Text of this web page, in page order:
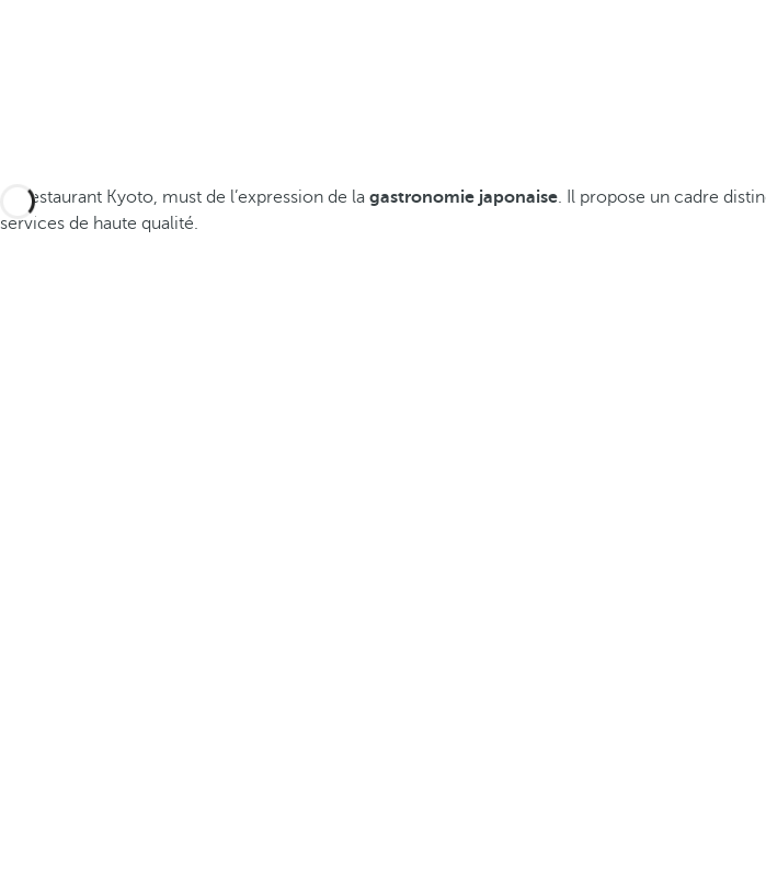
Le restaurant Kyoto, must de l’expression de la gastronomie japonaise. Il propose un cadre
services de haute qualité.